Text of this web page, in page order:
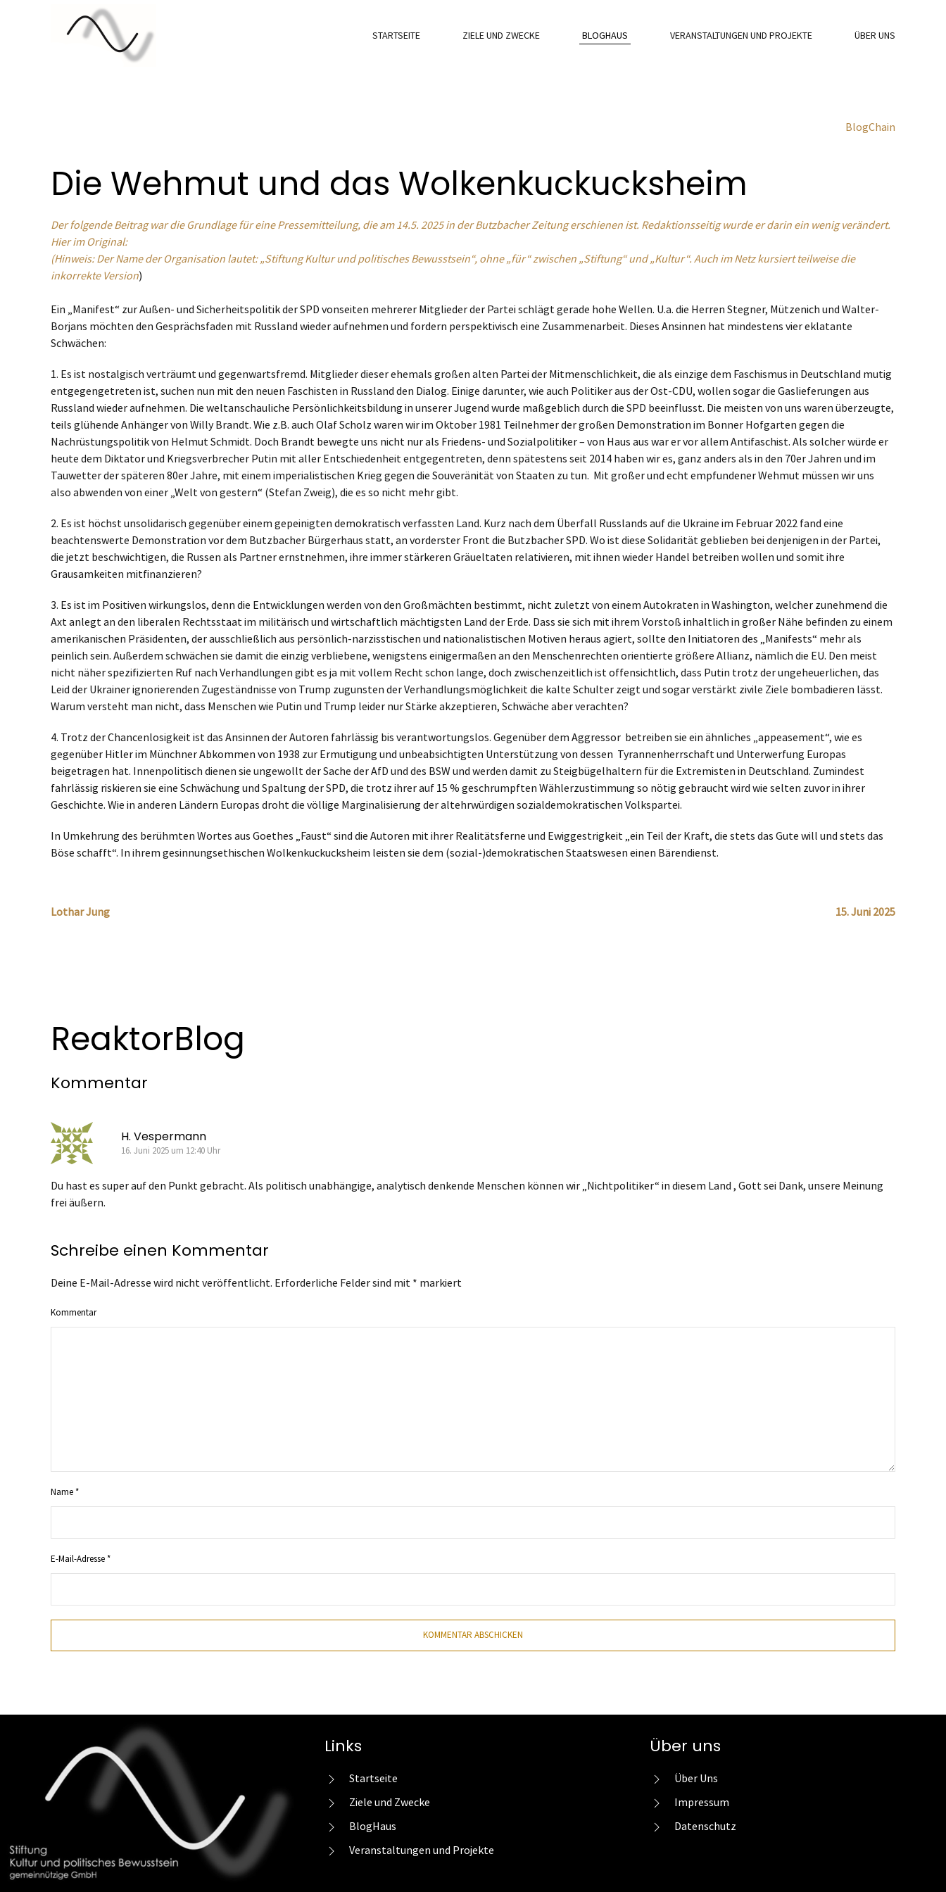
STARTSEITE ZIELE UND ZWECKE BLOGHAUS VERANSTALTUNGEN UND PROJEKTE ÜBER UNS
BlogChain
Die Wehmut und das Wolkenkuckucksheim
Der folgende Beitrag war die Grundlage für eine Pressemitteilung, die am 14.5. 2025 in der Butzbacher Zeitung erschienen ist. Redaktionsseitig wurde er darin ein wenig verändert.
Hier im Original:
(Hinweis: Der Name der Organisation lautet: „Stiftung Kultur und politisches Bewusstsein“, ohne „für“ zwischen „Stiftung“ und „Kultur“. Auch im Netz kursiert teilweise die
inkorrekte Version)
Ein „Manifest“ zur Außen- und Sicherheitspolitik der SPD vonseiten mehrerer Mitglieder der Partei schlägt gerade hohe Wellen. U.a. die Herren Stegner, Mützenich und Walter-
Borjans möchten den Gesprächsfaden mit Russland wieder aufnehmen und fordern perspektivisch eine Zusammenarbeit. Dieses Ansinnen hat mindestens vier eklatante
Schwächen:
1. Es ist nostalgisch verträumt und gegenwartsfremd. Mitglieder dieser ehemals großen alten Partei der Mitmenschlichkeit, die als einzige dem Faschismus in Deutschland mutig
entgegengetreten ist, suchen nun mit den neuen Faschisten in Russland den Dialog. Einige darunter, wie auch Politiker aus der Ost-CDU, wollen sogar die Gaslieferungen aus
Russland wieder aufnehmen. Die weltanschauliche Persönlichkeitsbildung in unserer Jugend wurde maßgeblich durch die SPD beeinflusst. Die meisten von uns waren überzeugte,
teils glühende Anhänger von Willy Brandt. Wie z.B. auch Olaf Scholz waren wir im Oktober 1981 Teilnehmer der großen Demonstration im Bonner Hofgarten gegen die
Nachrüstungspolitik von Helmut Schmidt. Doch Brandt bewegte uns nicht nur als Friedens- und Sozialpolitiker – von Haus aus war er vor allem Antifaschist. Als solcher würde er
heute dem Diktator und Kriegsverbrecher Putin mit aller Entschiedenheit entgegentreten, denn spätestens seit 2014 haben wir es, ganz anders als in den 70er Jahren und im
Tauwetter der späteren 80er Jahre, mit einem imperialistischen Krieg gegen die Souveränität von Staaten zu tun. Mit großer und echt empfundener Wehmut müssen wir uns
also abwenden von einer „Welt von gestern“ (Stefan Zweig), die es so nicht mehr gibt.
2. Es ist höchst unsolidarisch gegenüber einem gepeinigten demokratisch verfassten Land. Kurz nach dem Überfall Russlands auf die Ukraine im Februar 2022 fand eine
beachtenswerte Demonstration vor dem Butzbacher Bürgerhaus statt, an vorderster Front die Butzbacher SPD. Wo ist diese Solidarität geblieben bei denjenigen in der Partei,
die jetzt beschwichtigen, die Russen als Partner ernstnehmen, ihre immer stärkeren Gräueltaten relativieren, mit ihnen wieder Handel betreiben wollen und somit ihre
Grausamkeiten mitfinanzieren?
3. Es ist im Positiven wirkungslos, denn die Entwicklungen werden von den Großmächten bestimmt, nicht zuletzt von einem Autokraten in Washington, welcher zunehmend die
Axt anlegt an den liberalen Rechtsstaat im militärisch und wirtschaftlich mächtigsten Land der Erde. Dass sie sich mit ihrem Vorstoß inhaltlich in großer Nähe befinden zu einem
amerikanischen Präsidenten, der ausschließlich aus persönlich-narzisstischen und nationalistischen Motiven heraus agiert, sollte den Initiatoren des „Manifests“ mehr als
peinlich sein. Außerdem schwächen sie damit die einzig verbliebene, wenigstens einigermaßen an den Menschenrechten orientierte größere Allianz, nämlich die EU. Den meist
nicht näher spezifizierten Ruf nach Verhandlungen gibt es ja mit vollem Recht schon lange, doch zwischenzeitlich ist offensichtlich, dass Putin trotz der ungeheuerlichen, das
Leid der Ukrainer ignorierenden Zugeständnisse von Trump zugunsten der Verhandlungsmöglichkeit die kalte Schulter zeigt und sogar verstärkt zivile Ziele bombadieren lässt.
Warum versteht man nicht, dass Menschen wie Putin und Trump leider nur Stärke akzeptieren, Schwäche aber verachten?
4. Trotz der Chancenlosigkeit ist das Ansinnen der Autoren fahrlässig bis verantwortungslos. Gegenüber dem Aggressor betreiben sie ein ähnliches „appeasement“, wie es
gegenüber Hitler im Münchner Abkommen von 1938 zur Ermutigung und unbeabsichtigten Unterstützung von dessen Tyrannenherrschaft und Unterwerfung Europas
beigetragen hat. Innenpolitisch dienen sie ungewollt der Sache der AfD und des BSW und werden damit zu Steigbügelhaltern für die Extremisten in Deutschland. Zumindest
fahrlässig riskieren sie eine Schwächung und Spaltung der SPD, die trotz ihrer auf 15 % geschrumpften Wählerzustimmung so nötig gebraucht wird wie selten zuvor in ihrer
Geschichte. Wie in anderen Ländern Europas droht die völlige Marginalisierung der altehrwürdigen sozialdemokratischen Volkspartei.
In Umkehrung des berühmten Wortes aus Goethes „Faust“ sind die Autoren mit ihrer Realitätsferne und Ewiggestrigkeit „ein Teil der Kraft, die stets das Gute will und stets das
Böse schafft“. In ihrem gesinnungsethischen Wolkenkuckucksheim leisten sie dem (sozial-)demokratischen Staatswesen einen Bärendienst.
Lothar Jung 15. Juni 2025
ReaktorBlog
Kommentar
H. Vespermann
16. Juni 2025 um 12:40 Uhr
Du hast es super auf den Punkt gebracht. Als politisch unabhängige, analytisch denkende Menschen können wir „Nichtpolitiker“ in diesem Land , Gott sei Dank, unsere Meinung
frei äußern.
Schreibe einen Kommentar
Deine E-Mail-Adresse wird nicht veröffentlicht. Erforderliche Felder sind mit * markiert
Kommentar
Name*
E-Mail-Adresse*
KOMMENTAR ABSCHICKEN
Links
Startseite
Ziele und Zwecke
BlogHaus
Veranstaltungen und Projekte
Über uns
Über Uns
Impressum
Datenschutz